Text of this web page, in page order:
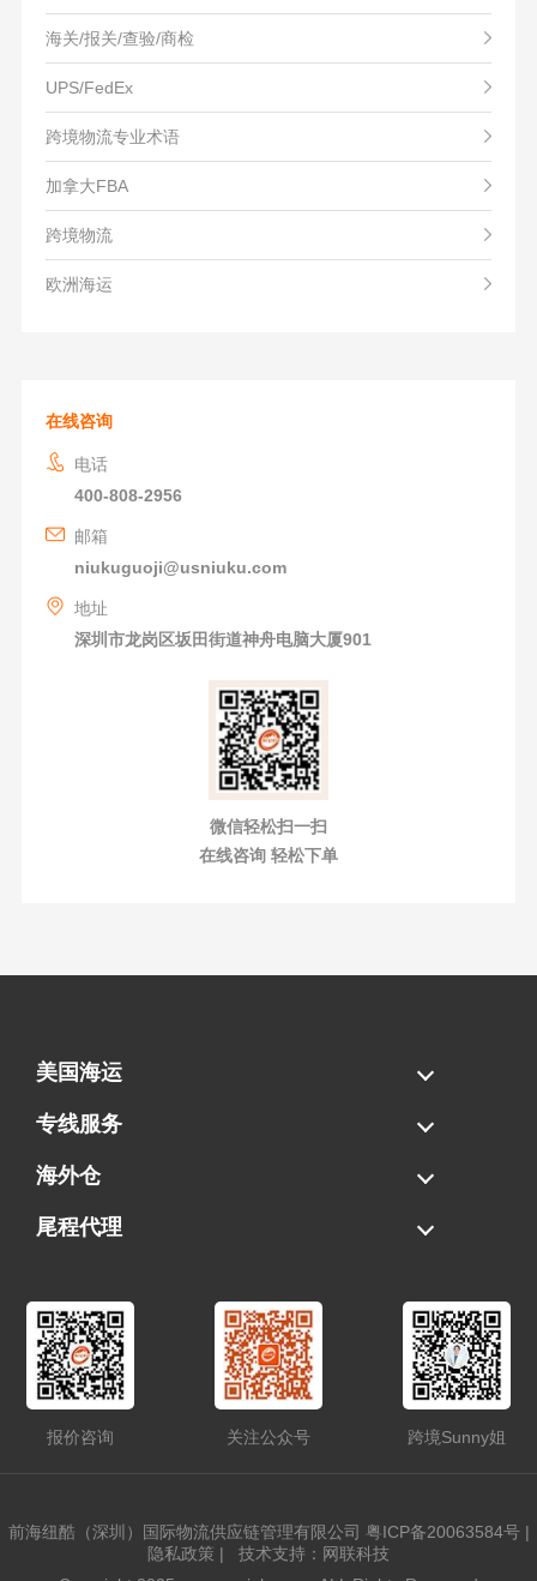
海关/报关/查验/商检
UPS/FedEx
跨境物流专业术语
加拿大FBA
跨境物流
欧洲海运
在线咨询
电话
400-808-2956
邮箱
niukuguoji@usniuku.com
地址
深圳市龙岗区坂田街道神舟电脑大厦901
微信轻松扫一扫
在线咨询 轻松下单
美国海运
海运拼柜
海运整柜
美国海卡
加拿大海运
专线服务
FBA专线直送
超大件专线
AWD专线
电池专线
海外仓
一件代发
FBA中转
贴标换标
拆柜/存储
尾程代理
报价咨询 关注公众号 跨境Sunny姐
前海纽酷（深圳）国际物流供应链管理有限公司 粤ICP备20063584号|
隐私政策 |
技术支持：网联科技